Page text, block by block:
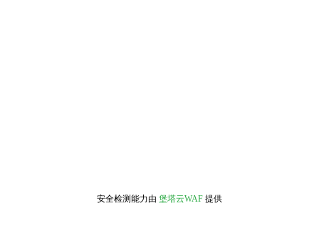
安全检测能力由 堡塔云WAF 提供